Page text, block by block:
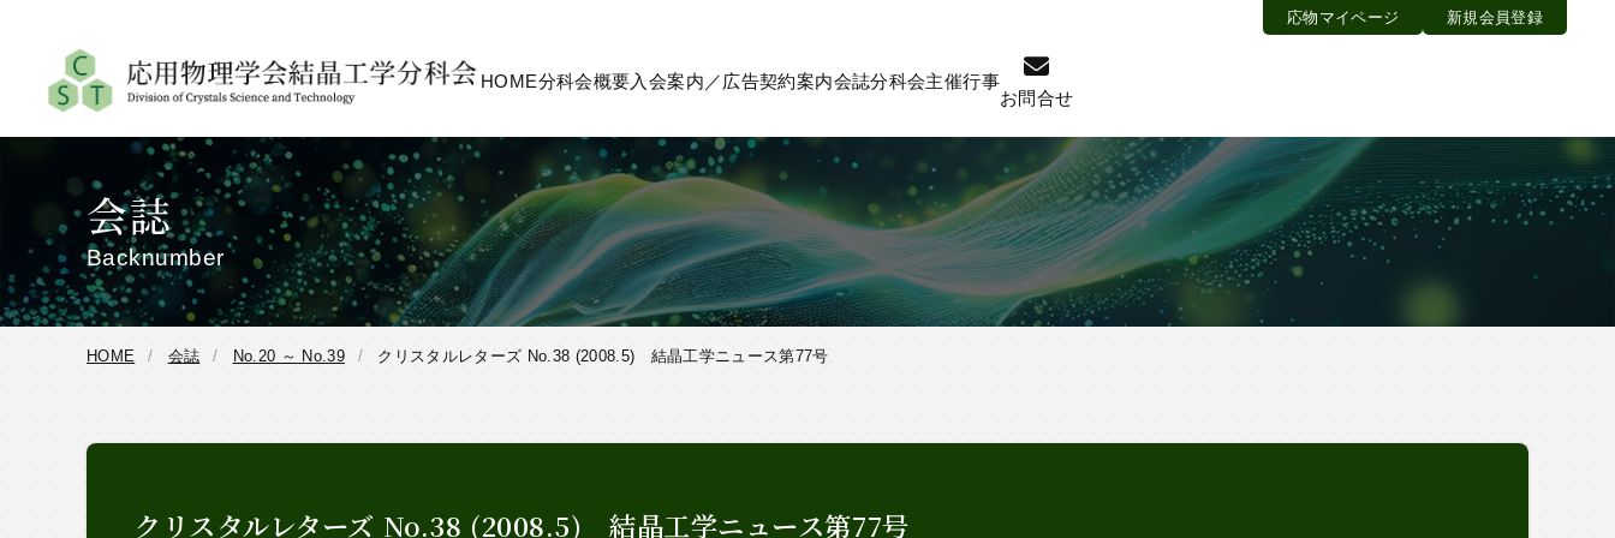
HOME分科会概要入会案内／広告契約案内会誌分科会主催行事
お問合せ
応物マイページ 新規会員登録
Backnumber
会誌
HOME 会誌 No.20 ～ No.39 クリスタルレターズ No.38 (2008.5) 結晶工学ニュース第77号
クリスタルレターズ No.38 (2008.5) 結晶工学ニュース第77号